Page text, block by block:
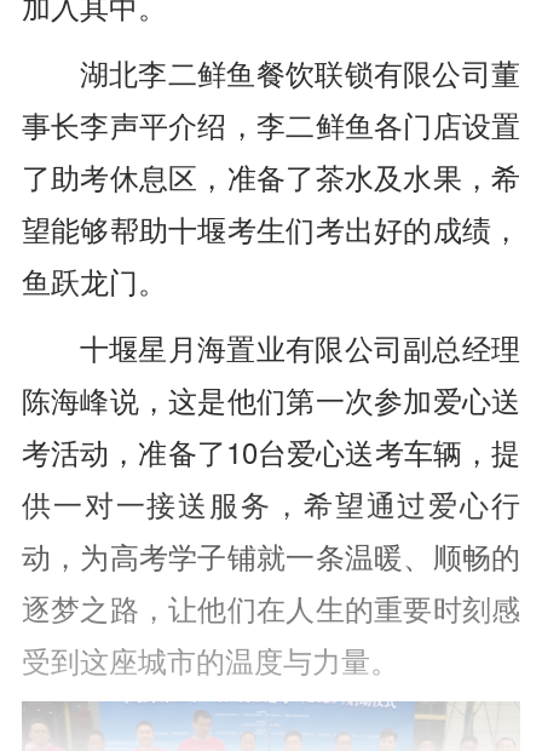
湖北李二鲜鱼餐饮联锁有限公司董
事长李声平介绍，李二鲜鱼各门店设置
了助考休息区，准备了茶水及水果，希
望能够帮助十堰考生们考出好的成绩，
鱼跃龙门。
十堰星月海置业有限公司副总经理
陈海峰说，这是他们第一次参加爱心送
考活动，准备了10台爱心送考车辆，提
供一对一接送服务，希望通过爱心行
动，为高考学子铺就一条温暖、顺畅的
逐梦之路，让他们在人生的重要时刻感
受到这座城市的温度与力量。